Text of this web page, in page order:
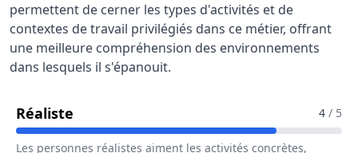
permettent de cerner les types d'activités et de
contextes de travail privilégiés dans ce métier, offrant
une meilleure compréhension des environnements
dans lesquels il s'épanouit.
Réaliste Pour Le Métier De Trieur / Trieuse De
4 / 5
Les personnes réalistes aiment les activités concrètes,